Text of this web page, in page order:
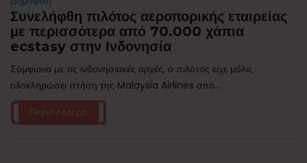
Συνελήφθη πιλότος αεροπορικής εταιρείας
με περισσότερα από 70.000 χάπια
ecstasy στην Ινδονησία
Σύμφωνα με τις ινδονησιακές αρχές, ο πιλότος είχε μόλις
ολοκληρώσει πτήση της Malaysia Airlines από...
Περισσότερα